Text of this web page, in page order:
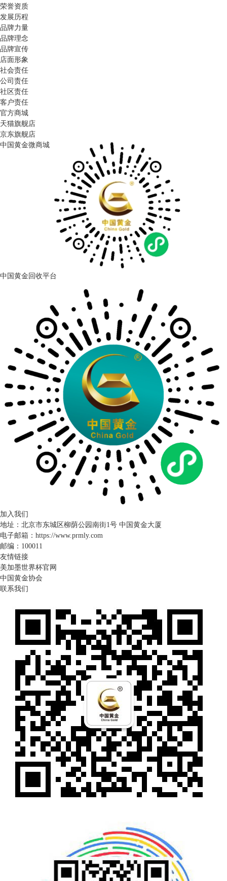
荣誉资质
发展历程
品牌力量
品牌理念
品牌宣传
店面形象
社会责任
公司责任
社区责任
客户责任
官方商城
天猫旗舰店
京东旗舰店
中国黄金微商城
中国黄金回收平台
加入我们
地址：北京市东城区柳荫公园南街1号 中国黄金大厦
电子邮箱：https://www.prmly.com
邮编：100011
友情链接
美加墨世界杯官网
中国黄金协会
联系我们